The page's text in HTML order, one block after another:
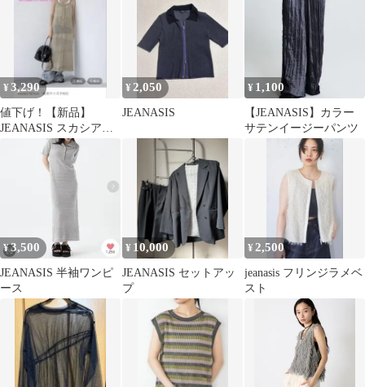
¥3,290
値下げ！【新品】
JEANASIS スカシアミ
レースワンピース
¥ 2,050
JEANASIS
¥ 1,100
【JEANASIS】カラー
サテンイージーパンツ
¥3,500
JEANASIS 半袖ワンピ
ース
¥ 10,000
JEANASIS セットアッ
プ
¥ 2,500
jeanasis フリンジラメベ
スト